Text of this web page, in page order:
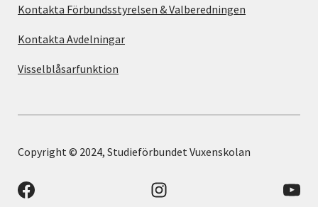
Kontakta Förbundsstyrelsen & Valberedningen
Kontakta Avdelningar
Visselblåsarfunktion
Copyright © 2024, Studieförbundet Vuxenskolan